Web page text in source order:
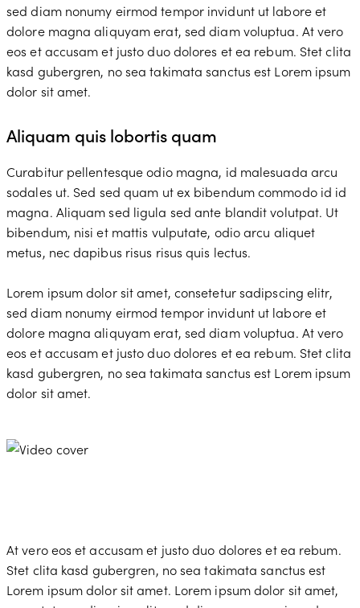
sed diam nonumy eirmod tempor invidunt ut labore et
dolore magna aliquyam erat, sed diam voluptua. At vero
eos et accusam et justo duo dolores et ea rebum. Stet clita
kasd gubergren, no sea takimata sanctus est Lorem ipsum
dolor sit amet.
Aliquam quis lobortis quam
Curabitur pellentesque odio magna, id malesuada arcu
sodales ut. Sed sed quam ut ex bibendum commodo id id
magna. Aliquam sed ligula sed ante blandit volutpat. Ut
bibendum, nisi et mattis vulputate, odio arcu aliquet
metus, nec dapibus risus risus quis lectus.
Lorem ipsum dolor sit amet, consetetur sadipscing elitr,
sed diam nonumy eirmod tempor invidunt ut labore et
dolore magna aliquyam erat, sed diam voluptua. At vero
eos et accusam et justo duo dolores et ea rebum. Stet clita
kasd gubergren, no sea takimata sanctus est Lorem ipsum
dolor sit amet.
At vero eos et accusam et justo duo dolores et ea rebum.
Stet clita kasd gubergren, no sea takimata sanctus est
Lorem ipsum dolor sit amet. Lorem ipsum dolor sit amet,